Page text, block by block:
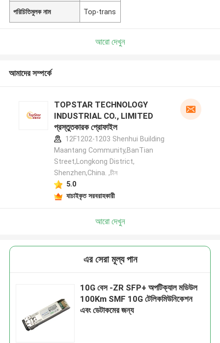
পরিচিতিমুলক নাম Top-trans
আরো দেখুন
আমাদের সম্পর্কে
TOPSTAR TECHNOLOGY
INDUSTRIAL CO., LIMITED
প্রস্তুতকারক প্রোফাইল
12F1202-1203 Shenhui Building
Maantang Community,BanTian
Street,Longkong District,
Shenzhen,China. ,চীন
5.0
যাচাইকৃত সরবরাহকারী
আরো দেখুন
এর সেরা মূল্য পান
10G বেস -ZR SFP+ অপটিক্যাল মডিউল
100Km SMF 10G টেলিকমিউনিকেশন
এবং ডেটাকমের জন্য